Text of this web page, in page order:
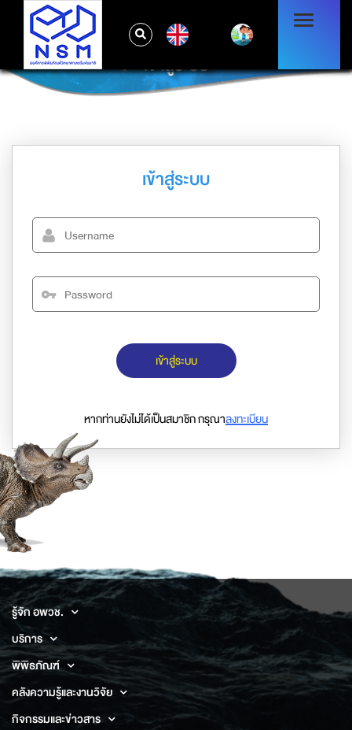
เข้าสู่ระบบ
เข้าสู่ระบบ
เข้าสู่ระบบ
หากท่านยังไม่ได้เป็นสมาชิก กรุณาลงทะเบียน
รู้จัก อพวช.
บริการ
พิพิธภัณฑ์
คลังความรู้และงานวิจัย
กิจกรรมและข่าวสาร